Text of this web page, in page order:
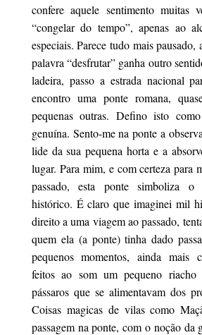
confere aquele sentimento muitas
“congelar do tempo”, apenas ao
especiais. Parece tudo mais
palavra “desfrutar” ganha outro
ladeira, passo a estrada nacional
encontro uma ponte romana,
pequenas outras. Defino isto
genuína. Sento-me na ponte a
lide da sua pequena horta e a
lugar. Para mim, e com certeza para
passado, esta ponte simboliza
histórico. É claro que imaginei mil
direito a uma viagem ao passado,
quem ela (a ponte) tinha dado
pequenos momentos, ainda mais
feitos ao som um pequeno riacho
pássaros que se alimentavam dos
Coisas magicas de vilas como
passagem na ponte, com o noção da